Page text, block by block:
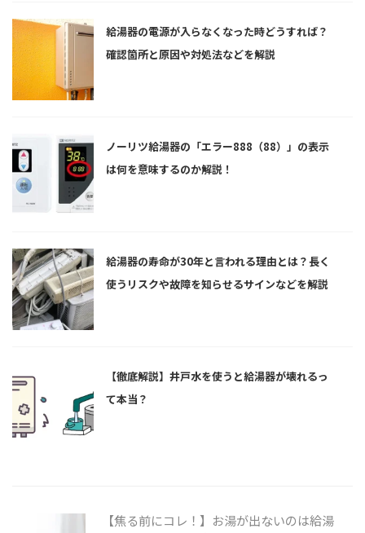
給湯器の電源が入らなくなった時どうすれば？
確認箇所と原因や対処法などを解説
ノーリツ給湯器の「エラー888（88）」の表示
は何を意味するのか解説！
給湯器の寿命が30年と言われる理由とは？長く
使うリスクや故障を知らせるサインなどを解説
【徹底解説】井戸水を使うと給湯器が壊れるっ
て本当？
【焦る前にコレ！】お湯が出ないのは給湯